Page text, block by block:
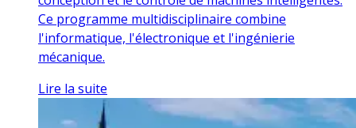
Ce programme multidisciplinaire combine
l'informatique, l'électronique et l'ingénierie
mécanique.
Lire la suite